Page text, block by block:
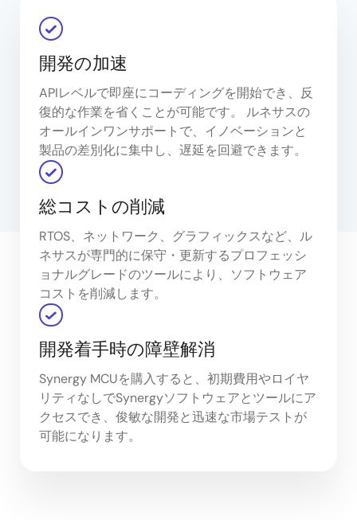
開発の加速
APIレベルで即座にコーディングを開始でき、反
復的な作業を省くことが可能です。 ルネサスの
オールインワンサポートで、イノベーションと
製品の差別化に集中し、遅延を回避できます。
総コストの削減
RTOS、ネットワーク、グラフィックスなど、ル
ネサスが専門的に保守・更新するプロフェッシ
ョナルグレードのツールにより、ソフトウェア
コストを削減します。
開発着手時の障壁解消
Synergy MCUを購入すると、初期費用やロイヤ
リティなしでSynergyソフトウェアとツールにア
クセスでき、俊敏な開発と迅速な市場テストが
可能になります。